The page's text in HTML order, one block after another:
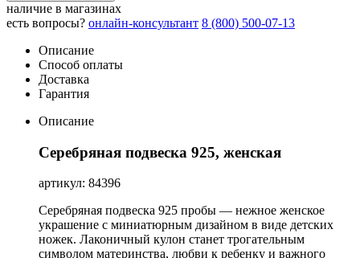
наличие в магазинах
есть вопросы? онлайн-консультант 8 (800) 500-07-13
Описание
Способ оплаты
Доставка
Гарантия
Описание
Серебряная подвеска 925, женская
артикул: 84396
Серебряная подвеска 925 пробы — нежное женское
украшение с миниатюрным дизайном в виде детских
ножек. Лаконичный кулон станет трогательным
символом материнства, любви к ребенку и важного